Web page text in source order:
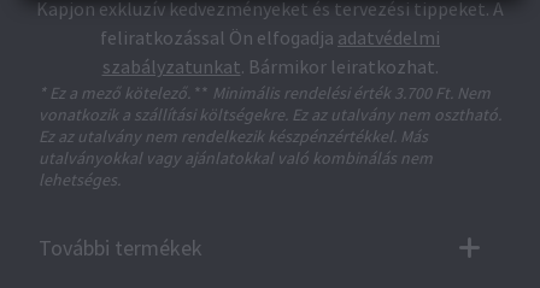
Kapjon exkluzív kedvezményeket és tervezési tippeket. A
feliratkozással Ön elfogadja adatvédelmi
szabályzatunkat. Bármikor leiratkozhat.
* Ez a mező kötelező. ** Minimális rendelési érték 3.700 Ft. Nem
vonatkozik a szállítási költségekre. Ez az utalvány nem osztható.
Ez az utalvány nem rendelkezik készpénzértékkel. Más
utalványokkal vagy ajánlatokkal való kombinálás nem
lehetséges.
További termékek